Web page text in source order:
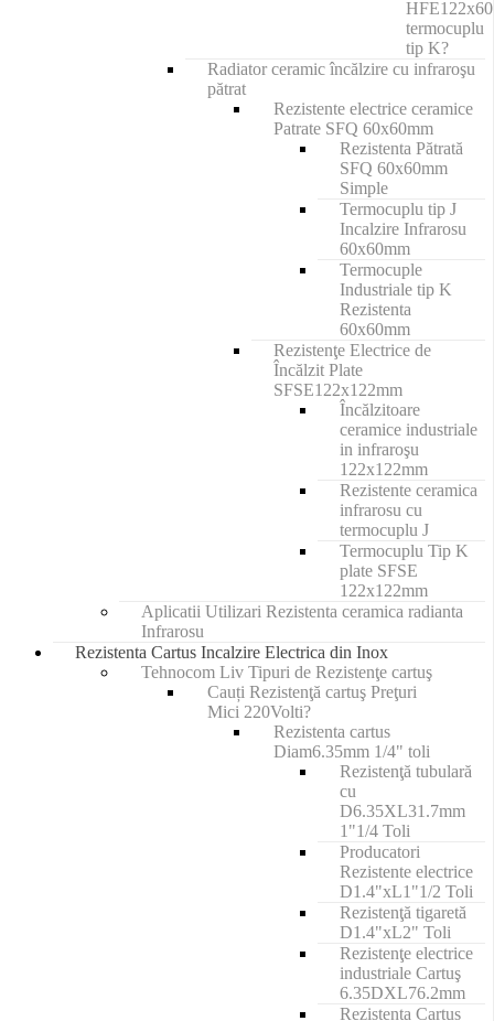
termocuplu
tip K?
Radiator ceramic încălzire cu infraroşu
pătrat
Rezistente electrice ceramice
Patrate SFQ 60x60mm
Rezistenta Pătrată
SFQ 60x60mm
Simple
Termocuplu tip J
Incalzire Infrarosu
60x60mm
Termocuple
Industriale tip K
Rezistenta
60x60mm
Rezistenţe Electrice de
Încălzit Plate
SFSE122x122mm
Încălzitoare
ceramice industriale
in infraroşu
122x122mm
Rezistente ceramica
infrarosu cu
termocuplu J
Termocuplu Tip K
plate SFSE
122x122mm
Aplicatii Utilizari Rezistenta ceramica radianta
Infrarosu
Rezistenta Cartus Incalzire Electrica din Inox
Tehnocom Liv Tipuri de Rezistenţe cartuş
Cauți Rezistenţă cartuş Preţuri
Mici 220Volti?
Rezistenta cartus
Diam6.35mm 1/4" toli
Rezistenţă tubulară
cu
D6.35XL31.7mm
1"1/4 Toli
Producatori
Rezistente electrice
D1.4"xL1"1/2 Toli
Rezistenţă tigaretă
D1.4"xL2" Toli
Rezistenţe electrice
industriale Cartuş
6.35DXL76.2mm
Rezistenta Cartus